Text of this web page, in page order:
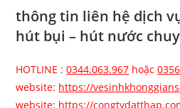
thông tin liên hệ dịch
hút bụi – hút nước
HOTLINE :0344.063.967 hoặc
website: https://
website: https://